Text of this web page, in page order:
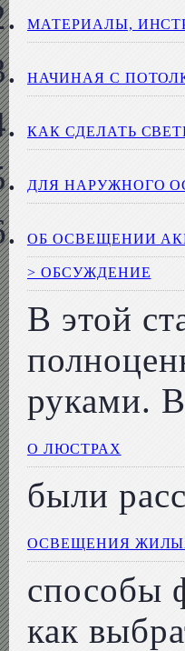
МАТЕРИАЛЫ,
НАЧИНАЯ С
КАК СДЕЛАТЬ
ДЛЯ НАРУЖНОГО
ОБ ОСВЕЩЕНИИ
> ОБСУЖДЕНИЕ
В этой
руками.
О ЛЮСТРАХ
были
ОСВЕЩЕНИЯ
способы
как